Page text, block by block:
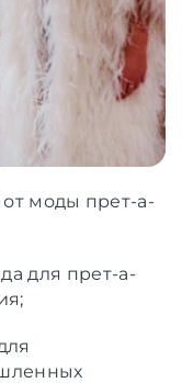
моды прет-а-
для прет-а-